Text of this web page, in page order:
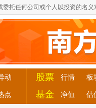
委托任何公司或个人以投资的名
动
点
股票 行情 板
基金 净值 估